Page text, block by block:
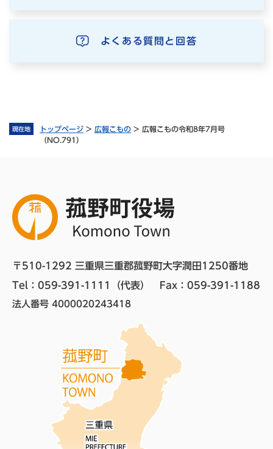
現在地 トップページ > 広報こもの > 広報こもの令和8年7月号
（NO.791）
よくある質問と回答
〒510-1292 三重県三重郡菰野町大字潤田1250番地
Tel：059-391-1111（代表）
Fax：059-391-1188
法人番号 4000020243418